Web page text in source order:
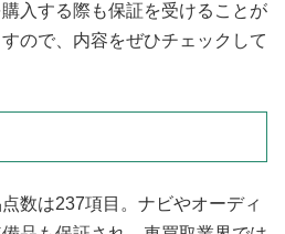
入する際も保証を受けることが
ので、内容をぜひチェックして
数は237項目。ナビやオーディ